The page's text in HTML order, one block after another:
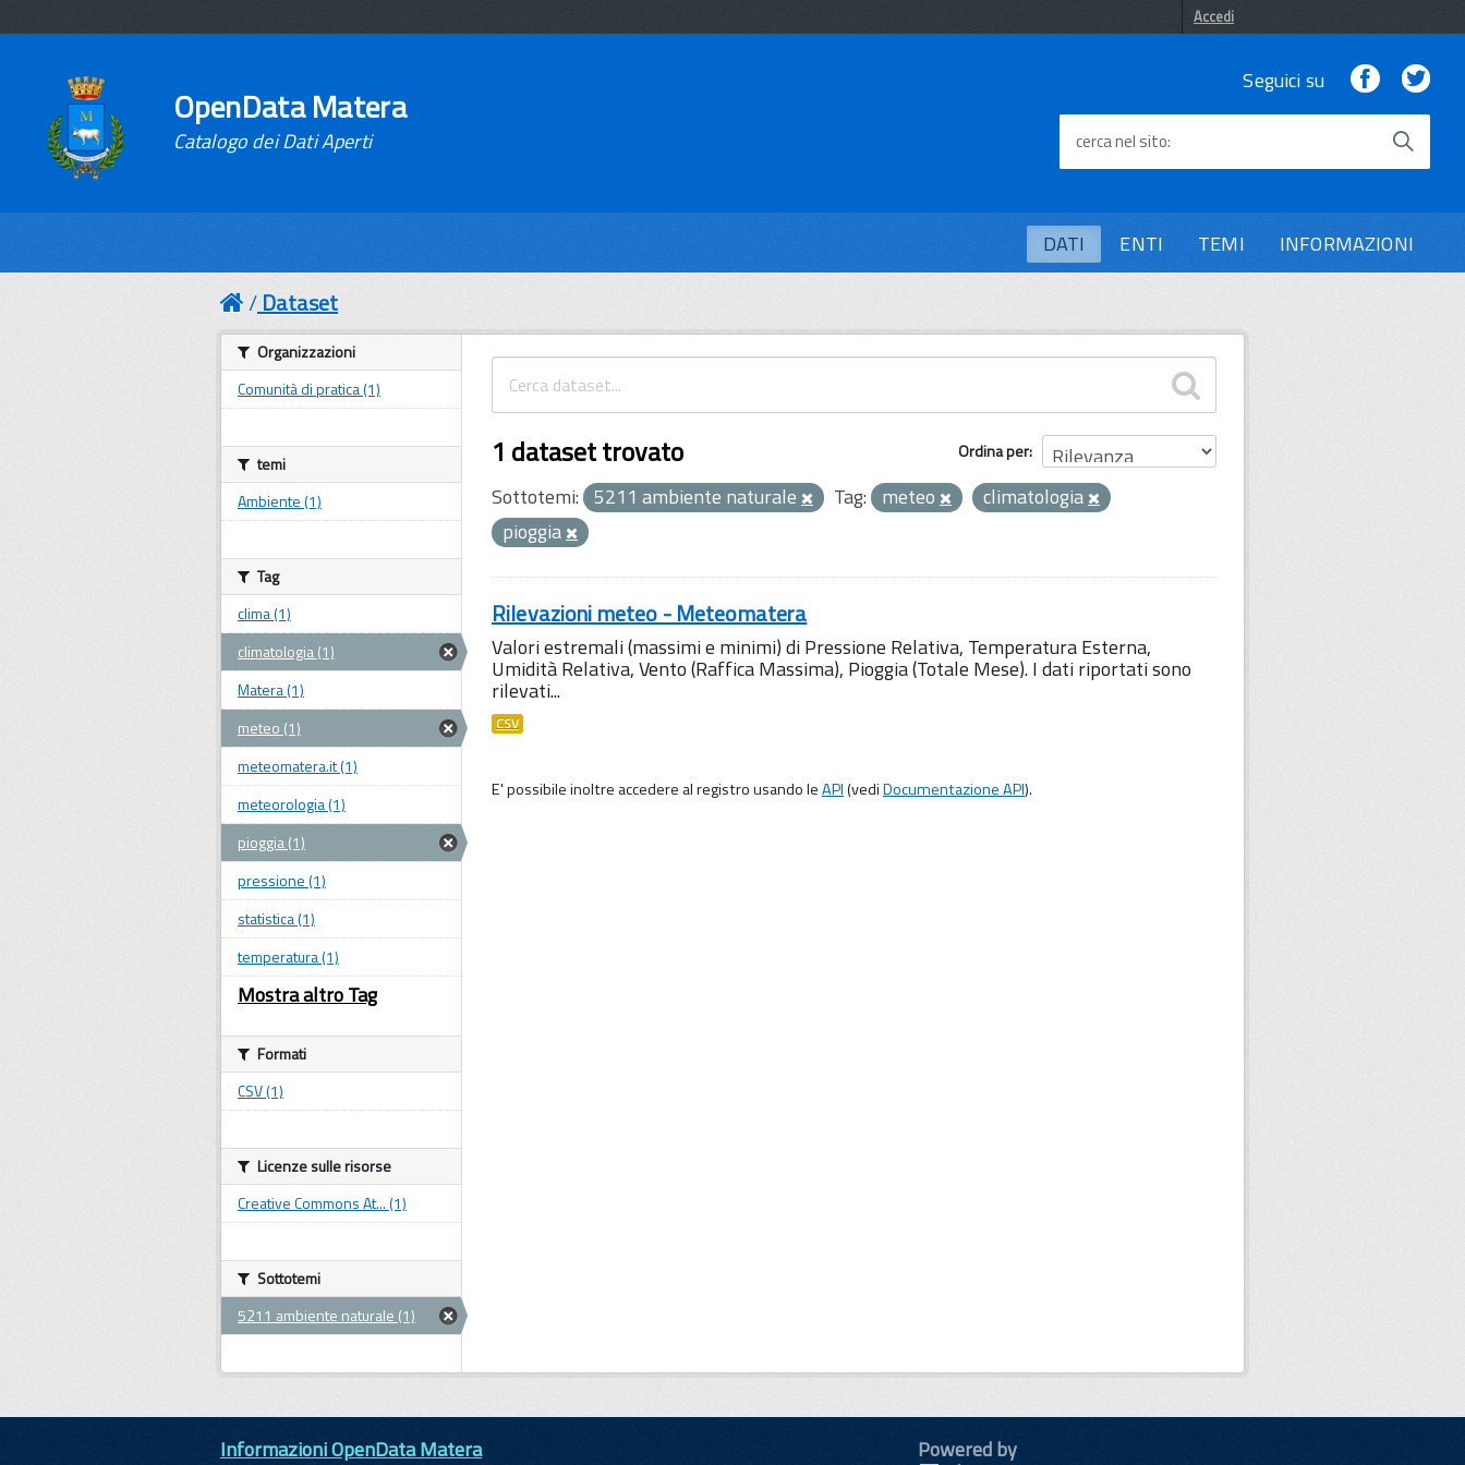
Accedi
OpenData Matera
Catalogo dei Dati Aperti
Seguici su Facebook
cerca nel sito
DATI ENTI TEMI INFORMAZIONI
Dataset
Ordina per
1 dataset trovato
Sottotemi: 5211 ambiente naturale Tag: meteo
climatologia
pioggia
Rilevazioni meteo - Meteomatera
Valori estremali (massimi e minimi) di Pressione Relativa, Temperatura Esterna,
Umidità Relativa, Vento (Raffica Massima), Pioggia (Totale Mese). I dati riportati sono
rilevati...
CSV
E' possibile inoltre accedere al registro usando leAPI(vediDocumentazione API).
Organizzazioni
Comunità di pratica (1)
temi
Ambiente (1)
Tag
clima (1)
climatologia (1)
Matera (1)
meteo (1)
meteomatera.it (1)
meteorologia (1)
pioggia (1)
pressione (1)
statistica (1)
temperatura (1)
Mostra altro Tag
Formati
CSV (1)
Licenze sulle risorse
Creative Commons At... (1)
Sottotemi
5211 ambiente naturale (1)
Informazioni OpenData Matera
Powered by